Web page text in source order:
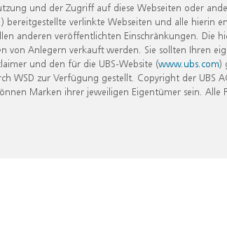
und der Zugriff auf diese Webseiten oder
verlinkte Webseiten und alle hierin
anderen veröffentlichten Einschränkungen. Die
Anlegern verkauft werden. Sie sollten Ihren
und den für die UBS-Website (www.ubs.com)
zur Verfügung gestellt. Copyright der UBS
Marken ihrer jeweiligen Eigentümer sein. Alle